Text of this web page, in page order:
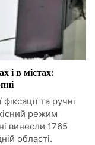
і в містах:
та ручні
режим
винесли 1765
області.